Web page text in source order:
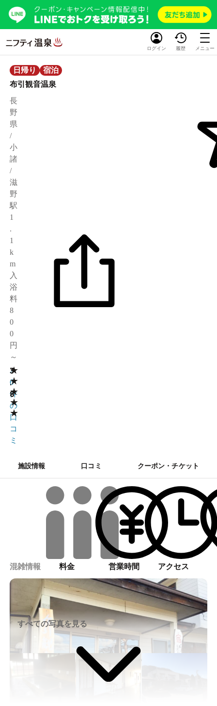
ログイン 履歴 メニュー
日帰り
宿泊
布引観音温泉
長
野
県
/
小
諸
/
滋
野
駅
1
.
1
k
m
入
浴
料
8
0
0
円
～
★
★
★
★
★
3
.
8
2
6
件
の
口
コ
ミ
施設情報 口コミ クーポン・チケット
混雑情報 料金 営業時間 アクセス
すべての写真を見る